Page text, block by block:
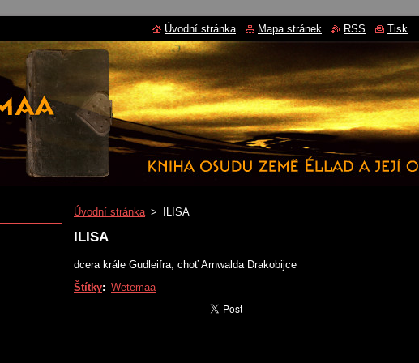
Úvodní stránka > ILISA
ILISA
dcera krále Gudleifra, choť Arnwalda Drakobijce
Štítky: Wetemaa
Úvodní stránka Mapa stránek RSS Tisk